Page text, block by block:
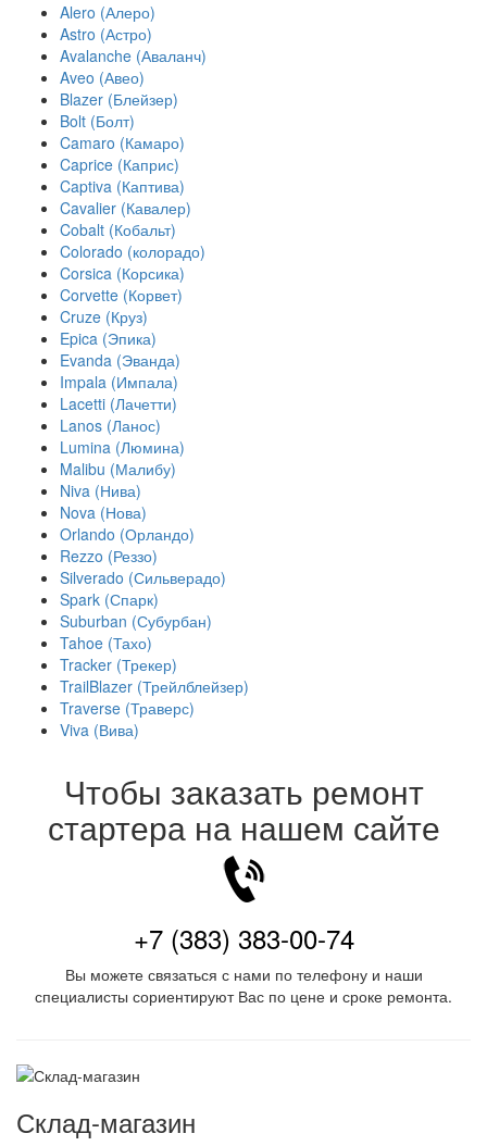
Alero (Алеро)
Astro (Астро)
Avalanche (Аваланч)
Aveo (Авео)
Blazer (Блейзер)
Bolt (Болт)
Camaro (Камаро)
Caprice (Каприс)
Captiva (Каптива)
Cavalier (Кавалер)
Cobalt (Кобальт)
Colorado (колорадо)
Corsica (Корсика)
Corvette (Корвет)
Cruze (Круз)
Epica (Эпика)
Evanda (Эванда)
Impala (Импала)
Lacetti (Лачетти)
Lanos (Ланос)
Lumina (Люмина)
Malibu (Малибу)
Niva (Нива)
Nova (Нова)
Orlando (Орландо)
Rezzo (Реззо)
Silverado (Сильверадо)
Spark (Спарк)
Suburban (Субурбан)
Tahoe (Тахо)
Tracker (Трекер)
TrailBlazer (Трейлблейзер)
Traverse (Траверс)
Viva (Вива)
Чтобы заказать ремонт
стартера на нашем сайте
+7 (383) 383-00-74
Вы можете связаться с нами по телефону и наши
специалисты сориентируют Вас по цене и сроке ремонта.
Склад-магазин